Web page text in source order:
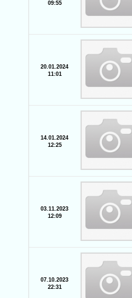
09:55
20.01.2024
11:01
14.01.2024
12:25
03.11.2023
12:09
07.10.2023
22:31